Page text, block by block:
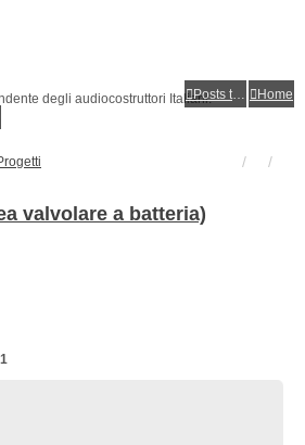
Posts toplist
Home
Progetti
valvolare a batteria)
1